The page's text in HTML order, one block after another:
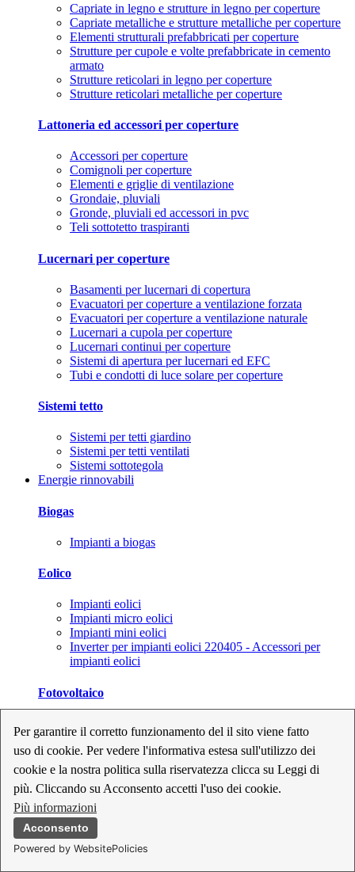
Per garantire il corretto funzionamento del il sito viene fatto
uso di cookie. Per vedere l'informativa estesa sull'utilizzo dei
cookie e la nostra politica sulla riservatezza clicca su Leggi di
più. Cliccando su Acconsento accetti l'uso dei cookie.
Più informazioni
Acconsento
Powered by WebsitePolicies
Capriate in legno e strutture in legno per coperture
Capriate metalliche e strutture metalliche per coperture
Elementi strutturali prefabbricati per coperture
Strutture per cupole e volte prefabbricate in cemento
armato
Strutture reticolari in legno per coperture
Strutture reticolari metalliche per coperture
Lattoneria ed accessori per coperture
Accessori per coperture
Comignoli per coperture
Elementi e griglie di ventilazione
Grondaie, pluviali
Gronde, pluviali ed accessori in pvc
Teli sottotetto traspiranti
Lucernari per coperture
Basamenti per lucernari di copertura
Evacuatori per coperture a ventilazione forzata
Evacuatori per coperture a ventilazione naturale
Lucernari a cupola per coperture
Lucernari continui per coperture
Sistemi di apertura per lucernari ed EFC
Tubi e condotti di luce solare per coperture
Sistemi tetto
Sistemi per tetti giardino
Sistemi per tetti ventilati
Sistemi sottotegola
Energie rinnovabili
Biogas
Impianti a biogas
Eolico
Impianti eolici
Impianti micro eolici
Impianti mini eolici
Inverter per impianti eolici 220405 - Accessori per
impianti eolici
Fotovoltaico
Inverter per impianti fotovoltaici
Kit per impianti fotovoltaici
Moduli fotovoltaici
Sistemi di monitoraggio per impianti fotovoltaici
Strumenti di collaudo e configurazione per impianti
fotovoltaici
Supporti per impianti fotovoltaici
Geotermia